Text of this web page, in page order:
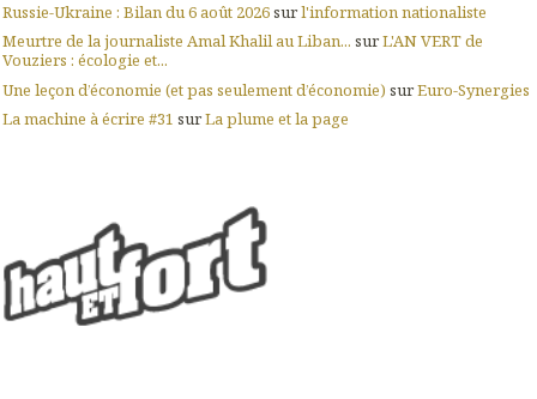
Russie-Ukraine : Bilan du 6 août 2026surl'information nationaliste
Meurtre de la journaliste Amal Khalil au Liban... surL'AN VERT de
Vouziers : écologie et...
Une leçon d’économie (et pas seulement d’économie) surEuro-Synergies
La machine à écrire #31 surLa plume et la page